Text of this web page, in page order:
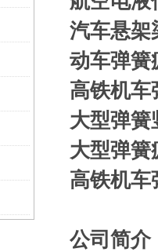
汽车悬架
动车弹簧
高铁机车
大型弹簧
大型弹簧
高铁机车
公司简介